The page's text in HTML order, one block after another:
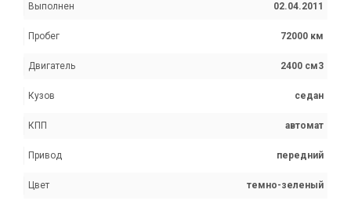
Выполнен 02.04.2011
Пробег 72000 км
Двигатель 2400 см3
Кузов седан
КПП автомат
Привод передний
Цвет темно-зеленый